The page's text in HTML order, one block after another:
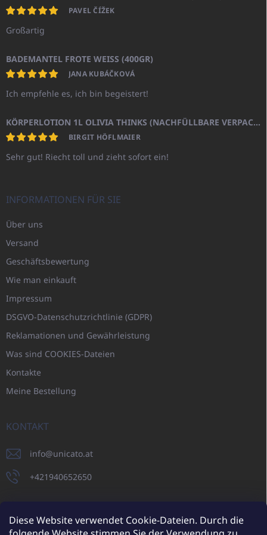
Diese Website verwendet Cookie-Dateien. Durch die
PAVEL ČÍŽEK
Großartig
BADEMANTEL FROTE WEISS (400GR)
JANA KUBÁČKOVÁ
Ich empfehle es, ich bin begeistert!
KÖRPERLOTION 1L OLIVIA THINKS (NACHFÜLLBARE VERPACKUNG)
BIRGIT HÖFLMAIER
Sehr gut! Riecht toll und zieht sofort ein!
INFORMATIONEN FÜR SIE
Über uns
Versand
Geschäftsbewertung
Wie man einkauft
Impressum
DSGVO-Datenschutzrichtlinie (GDPR)
Reklamationen und Gewährleistung
Was sind COOKIES-Dateien
Kontakte
Meine Bestellung
KONTAKT
info@unicato.at
+421940652650